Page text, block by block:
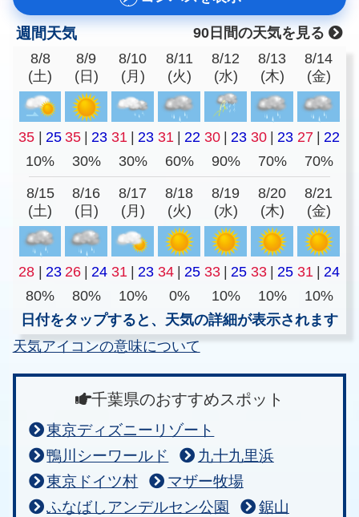
週間天気
90日間の天気を見る
8/8
(土)
8/9
(日)
8/10
(月)
8/11
(火)
8/12
(水)
8/13
(木)
8/14
(金)
35 | 25 35 | 23 31 | 23 31 | 22 30 | 23 30 | 23 27 | 22
10%
30% 30% 60% 90% 70% 70%
8/15
(土)
8/16
(日)
8/17
(月)
8/18
(火)
8/19
(水)
8/20
(木)
8/21
(金)
28 | 23 26 | 24 31 | 23 34 | 25 33 | 25 33 | 25 31 | 24
80%
80% 10% 0% 10% 10%
10%
日付をタップすると、天気の詳細が表示されます
天気アイコンの意味について
千葉県のおすすめスポット
東京ディズニーリゾート
鴨川シーワールド
九十九里浜
東京ドイツ村
マザー牧場
ふなばしアンデルセン公園
鋸山